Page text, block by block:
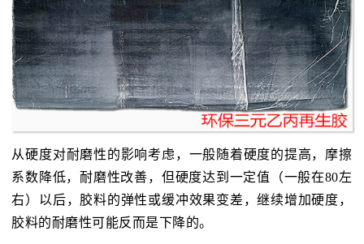
从硬度对耐磨性的影响考虑，一般随着硬度的提高，摩擦
系数降低，耐磨性改善，但硬度达到一定值（一般在80左
右）以后，胶料的弹性或缓冲效果变差，继续增加硬度，
胶料的耐磨性可能反而是下降的。